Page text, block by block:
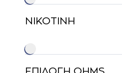
ΝΙΚΟΤΙΝΗ